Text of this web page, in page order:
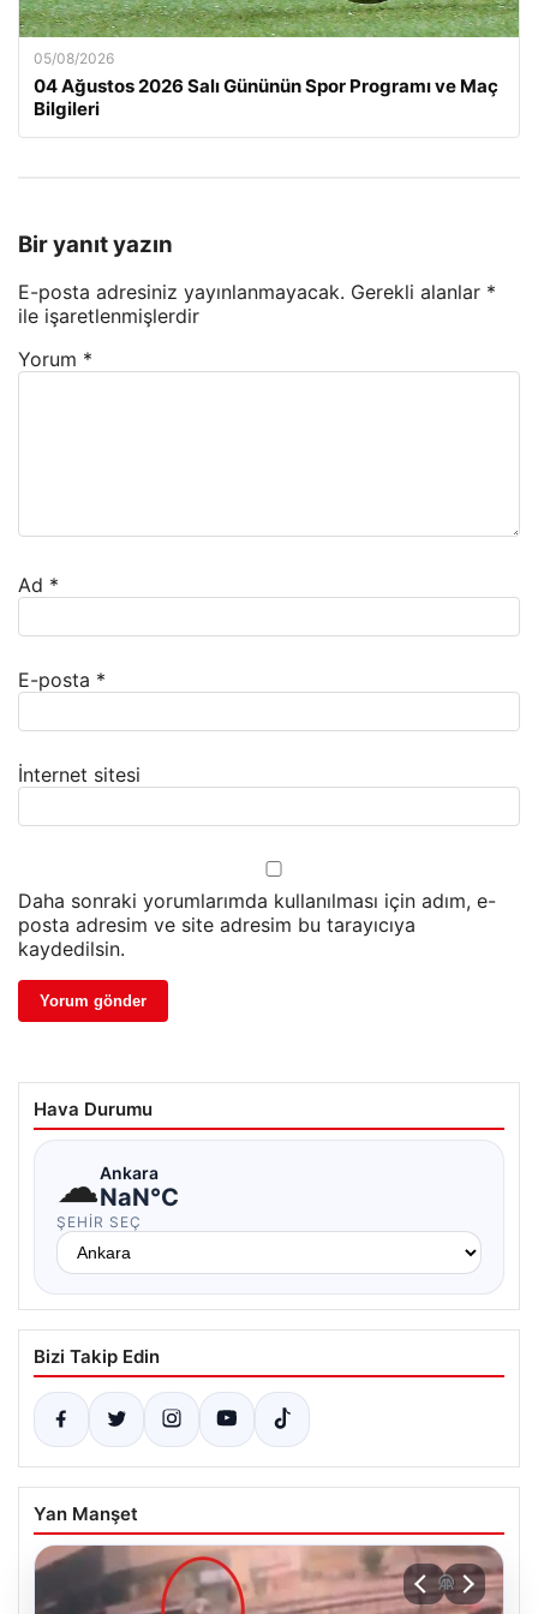
05/08/2026
04 Ağustos 2026 Salı Gününün Spor Programı ve Maç
Bilgileri
Bir yanıt yazın
E-posta adresiniz yayınlanmayacak. Gerekli alanlar *
ile işaretlenmişlerdir
Yorum *
Ad *
E-posta *
İnternet sitesi
Daha sonraki yorumlarımda kullanılması için adım, e-
posta adresim ve site adresim bu tarayıcıya
kaydedilsin.
Hava Durumu
☁Ankara
NaN°C
ŞEHIR SEÇ
Bizi Takip Edin
Yan Manşet